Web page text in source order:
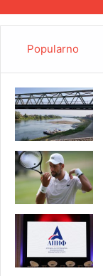
Popularno